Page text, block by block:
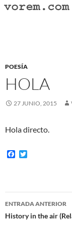
Saltar
POESÍA
HOLA
27 JUNIO, 2015
Hola directo.
F
o
o
e
r
Navegación
de
ENTRADA ANTERIOR
History in the air